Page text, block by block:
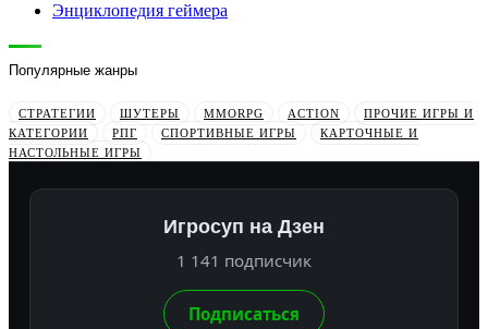
Энциклопедия геймера
Популярные жанры
СТРАТЕГИИ ШУТЕРЫ MMORPG ACTION
ПРОЧИЕ ИГРЫ И
КАТЕГОРИИ
РПГ СПОРТИВНЫЕ ИГРЫ
КАРТОЧНЫЕ И
НАСТОЛЬНЫЕ ИГРЫ
Игросуп на Дзен
1 141 подписчик
Подписаться